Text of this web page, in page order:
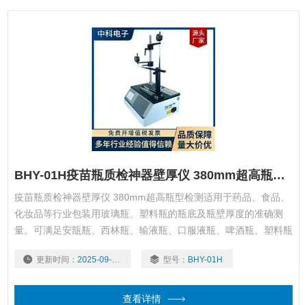
BHY-01H疫苗瓶质检神器壁厚仪 380mm超高瓶型检测
疫苗瓶质检神器壁厚仪 380mm超高瓶型检测适用于药品、食品、
化妆品等行业包装用玻璃瓶、塑料瓶的瓶底及瓶壁厚度的准确测
量。可满足安瓿瓶、西林瓶、输液瓶、口服液瓶、啤酒瓶、塑料瓶
业、质检中心、科研院校等单位检测产品壁厚底厚必要的仪器。
更新时间： 2025-09-17 型号： BHY-01H
查看详情